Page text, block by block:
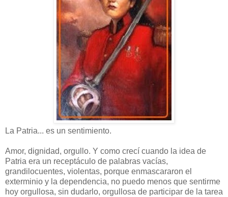
La Patria... es un sentimiento.
Amor, dignidad, orgullo. Y como crecí cuando la idea de
Patria era un receptáculo de palabras vacías,
grandilocuentes, violentas, porque enmascararon el
exterminio y la dependencia, no puedo menos que sentirme
hoy orgullosa, sin dudarlo, orgullosa de participar de la tarea